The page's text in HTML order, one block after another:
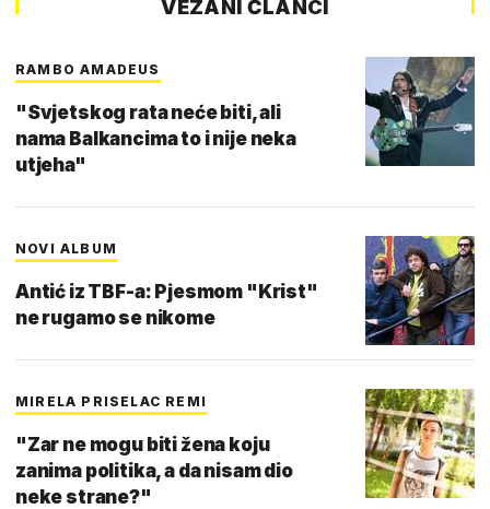
VEZANI ČLANCI
RAMBO AMADEUS
"Svjetskog rata neće biti, ali
nama Balkancima to i nije neka
utjeha"
NOVI ALBUM
Antić iz TBF-a: Pjesmom "Krist"
ne rugamo se nikome
MIRELA PRISELAC REMI
"Zar ne mogu biti žena koju
zanima politika, a da nisam dio
neke strane?"